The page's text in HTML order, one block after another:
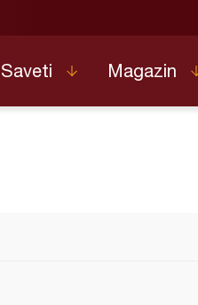
Saveti Magazin